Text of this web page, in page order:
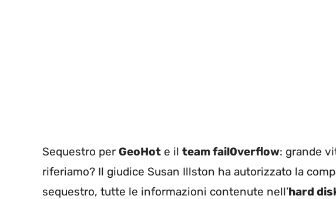
Sequestro per GeoHot e il team fail0verflow: grande
riferiamo? Il giudice Susan Illston ha autorizzato la
sequestro, tutte le informazioni contenute nell’hard